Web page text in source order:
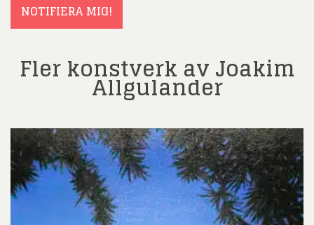
NOTIFIERA MIG!
Fler konstverk av Joakim
Allgulander